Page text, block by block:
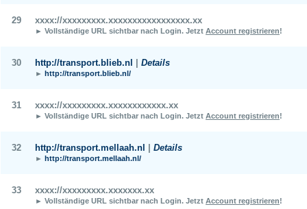
29 xxxx://xxxxxxxxx.xxxxxxxxxxxxxxxxx.xx
► Vollständige URL sichtbar nach Login. Jetzt Account registrieren!
30 http://transport.blieb.nl Details
► http://transport.blieb.nl/
31 xxxx://xxxxxxxxx.xxxxxxxxxxxx.xx
► Vollständige URL sichtbar nach Login. Jetzt Account registrieren!
32 http://transport.mellaah.nl Details
► http://transport.mellaah.nl/
33 xxxx://xxxxxxxxx.xxxxxxx.xx
► Vollständige URL sichtbar nach Login. Jetzt Account registrieren!